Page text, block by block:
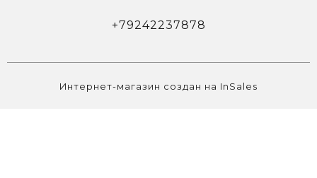
+79242237878
Интернет-магазин создан на InSales